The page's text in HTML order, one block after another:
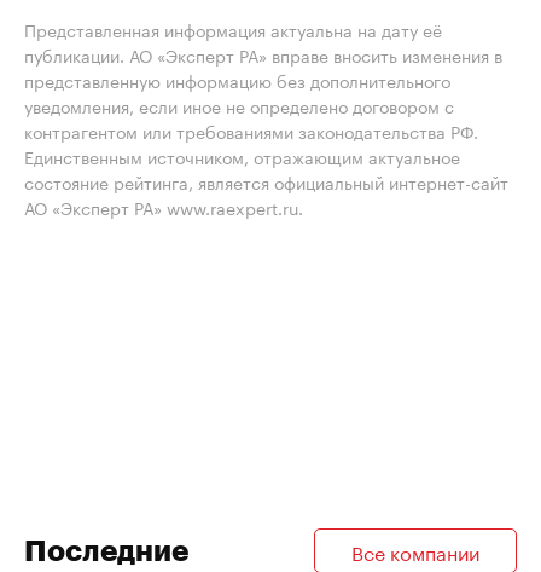
Представленная информация актуальна на дату её
публикации. АО «Эксперт РА» вправе вносить изменения в
представленную информацию без дополнительного
уведомления, если иное не определено договором с
контрагентом или требованиями законодательства РФ.
Единственным источником, отражающим актуальное
состояние рейтинга, является официальный интернет-сайт
АО «Эксперт РА» www.raexpert.ru.
Последние
Все компании